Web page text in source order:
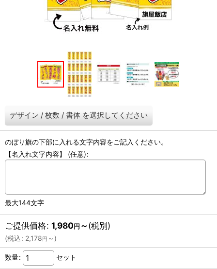
デザイン / 枚数 / 書体 を選択してください
のぼり旗の下部に入れる文字内容をご記入ください。
【名入れ文字内容】 (任意):
最大144文字
ご提供価格: 1,980円 ～(税別)
(税込: 2,178円 ～ )
数量: セット